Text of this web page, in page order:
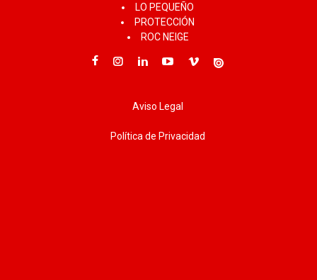
LO PEQUEÑO
PROTECCIÓN
ROC NEIGE
Aviso Legal
Política de Privacidad